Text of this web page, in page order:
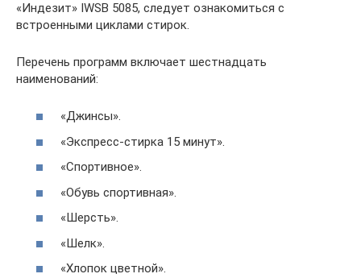
«Индезит» IWSB 5085, следует ознакомиться с
встроенными циклами стирок.
Перечень программ включает шестнадцать
наименований:
«Джинсы».
«Экспресс-стирка 15 минут».
«Спортивное».
«Обувь спортивная».
«Шерсть».
«Шелк».
«Хлопок цветной».